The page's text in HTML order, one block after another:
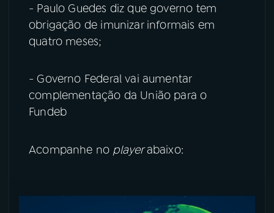
X
TikTok
- Paulo Guedes diz que governo tem
obrigação de imunizar informais em
quatro meses;
- Governo Federal vai aumentar
complementação da União para o
Fundeb
Acompanhe no playerabaixo: